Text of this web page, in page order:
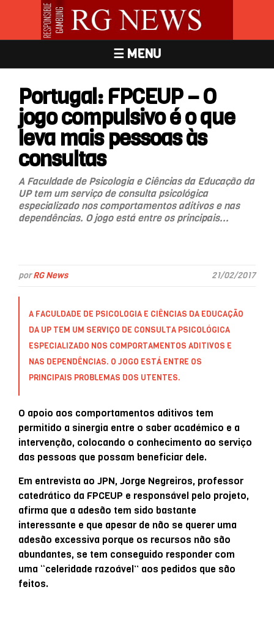
☰ MENU
Portugal: FPCEUP – O
jogo compulsivo é o que
leva mais pessoas às
consultas
A Faculdade de Psicologia e Ciências da Educação da
UP tem um serviço de consulta psicológica
especializado nos comportamentos aditivos e nas
dependências. O jogo está entre os principais...
porRG News 21/02/2017
A FACULDADE DE PSICOLOGIA E CIÊNCIAS DA EDUCAÇÃO
DA UP TEM UM SERVIÇO DE CONSULTA PSICOLÓGICA
ESPECIALIZADO NOS COMPORTAMENTOS ADITIVOS E
NAS DEPENDÊNCIAS. O JOGO ESTÁ ENTRE OS
PRINCIPAIS PROBLEMAS DOS UTENTES.
O apoio aos comportamentos aditivos tem
permitido a sinergia entre o saber académico e a
intervenção, colocando o conhecimento ao serviço
das pessoas que possam beneficiar dele.
Em entrevista ao JPN, Jorge Negreiros, professor
catedrático da FPCEUP e responsável pelo projeto,
afirma que a adesão tem sido bastante
interessante e que apesar de não se querer uma
adesão excessiva porque os recursos não são
abundantes, se tem conseguido responder com
uma “celeridade razoável” aos pedidos que são
feitos.